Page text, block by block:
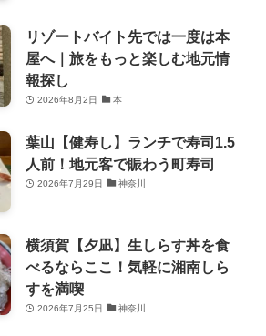
リゾートバイト先では一度は本
屋へ｜旅をもっと楽しむ地元情
報探し
2026年8月2日 本
葉山【健寿し】ランチで寿司1.5
人前！地元客で賑わう町寿司
2026年7月29日 神奈川
横須賀【夕凪】生しらす丼を食
べるならここ！気軽に湘南しら
すを満喫
2026年7月25日 神奈川